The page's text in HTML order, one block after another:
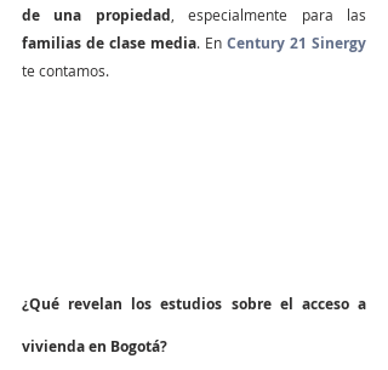
de una propiedad
familias de clase media. En Century 21 Sinergy
te contamos.
¿Qué revelan los estudios sobre el acceso a
vivienda en Bogotá?